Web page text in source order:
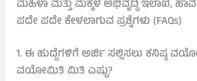
ಮಹಿಳಾ ಮತ್ತು ಮಕ್ಕಳ ಅಭಿವೃದ್ಧಿ ಇಲಾಖೆ,
ಪದೇ ಪದೇ ಕೇಳಲಾಗುವ ಪ್ರಶ್ನೆಗಳು (FAQs)
1. ಈ ಹುದ್ದೆಗಳಿಗೆ ಅರ್ಜಿ ಸಲ್ಲಿಸಲು ಕನಿಷ್ಠ
ವಯೋಮಿತಿ ಮಿತಿ ಎಷ್ಟು?